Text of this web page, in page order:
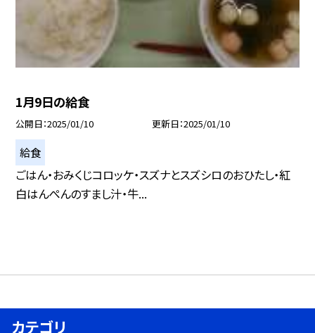
1月9日の給食
公開日 2025/01/10 更新日 2025/01/10
給食
ごはん・おみくじコロッケ・スズナとスズシロのおひたし・紅
白はんぺんのすまし汁・牛...
カテゴリ